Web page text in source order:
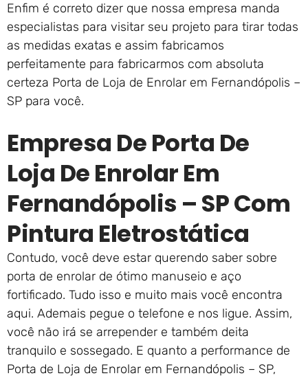
Enfim é correto dizer que nossa empresa manda
especialistas para visitar seu projeto para tirar todas
as medidas exatas e assim fabricamos
perfeitamente para fabricarmos com absoluta
certeza Porta de Loja de Enrolar em Fernandópolis –
SP para você.
Empresa De Porta De
Loja De Enrolar Em
Fernandópolis – SP Com
Pintura Eletrostática
Contudo, você deve estar querendo saber sobre
porta de enrolar de ótimo manuseio e aço
fortificado. Tudo isso e muito mais você encontra
aqui. Ademais pegue o telefone e nos ligue. Assim,
você não irá se arrepender e também deita
tranquilo e sossegado. E quanto a performance de
Porta de Loja de Enrolar em Fernandópolis – SP,